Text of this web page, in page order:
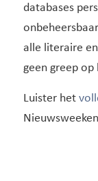
databases
alle literaire
geen greep op
Luister het